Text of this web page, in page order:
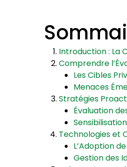
Introduction : La
Comprendre
Les Cibles
Menaces
Stratégies
Évaluation
Technologies et
L’Adoption
Gestion des